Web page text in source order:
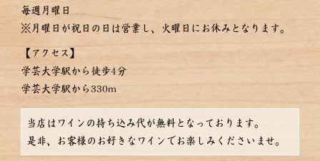
毎週月曜日
※月曜日が祝日の日は営業し、火曜日にお休みとなります。
【アクセス】
学芸大学駅から徒歩4分
学芸大学駅から330m
当店はワインの持ち込み代が無料となっております。
是非、お客様のお好きなワインでお楽しみくださいませ。